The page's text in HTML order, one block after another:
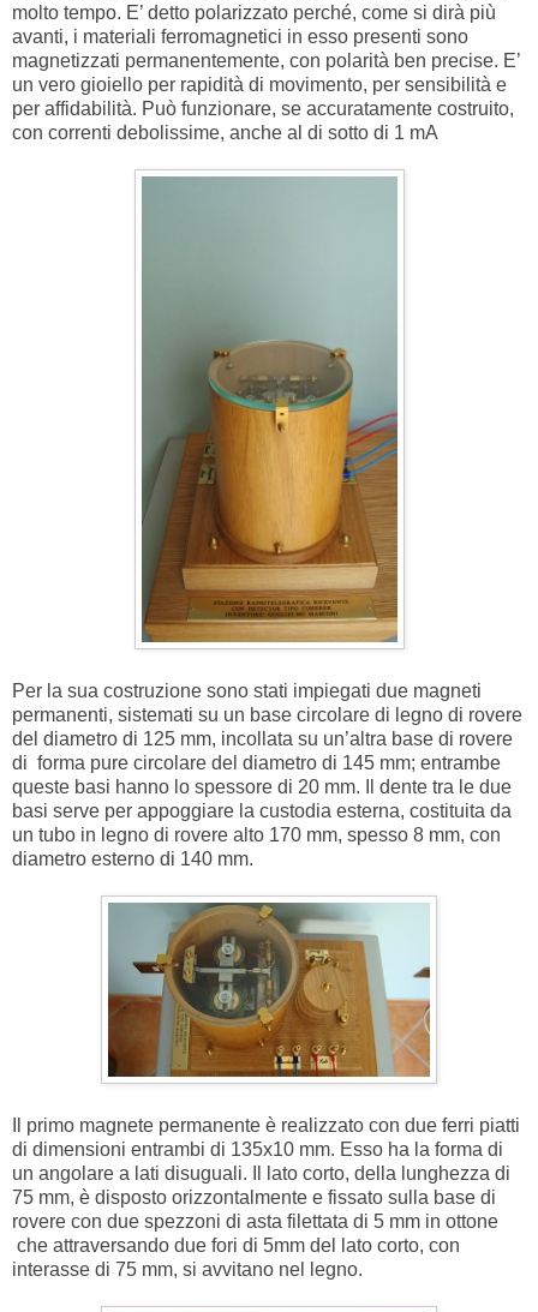
molto tempo. E’ detto polarizzato perché, come si dirà più
avanti, i materiali ferromagnetici in esso presenti sono
magnetizzati permanentemente, con polarità ben precise. E’
un vero gioiello per rapidità di movimento, per sensibilità e
per affidabilità. Può funzionare, se accuratamente costruito,
con correnti debolissime, anche al di sotto di 1 mA
Per la sua costruzione sono stati impiegati due magneti
permanenti, sistemati su un base circolare di legno di rovere
del diametro di 125 mm, incollata su un’altra base di rovere
di forma pure circolare del diametro di 145 mm; entrambe
queste basi hanno lo spessore di 20 mm. Il dente tra le due
basi serve per appoggiare la custodia esterna, costituita da
un tubo in legno di rovere alto 170 mm, spesso 8 mm, con
diametro esterno di 140 mm.
Il primo magnete permanente è realizzato con due ferri piatti
di dimensioni entrambi di 135x10 mm. Esso ha la forma di
un angolare a lati disuguali. Il lato corto, della lunghezza di
75 mm, è disposto orizzontalmente e fissato sulla base di
rovere con due spezzoni di asta filettata di 5 mm in ottone
che attraversando due fori di 5mm del lato corto, con
interasse di 75 mm, si avvitano nel legno.